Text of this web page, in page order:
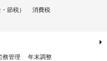
節税）
消費税
務管理 年末調整